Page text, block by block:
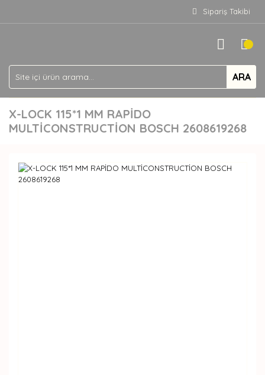
Sipariş Takibi
ARA
X-LOCK 115*1 MM RAPİDO
MULTİCONSTRUCTİON BOSCH 2608619268